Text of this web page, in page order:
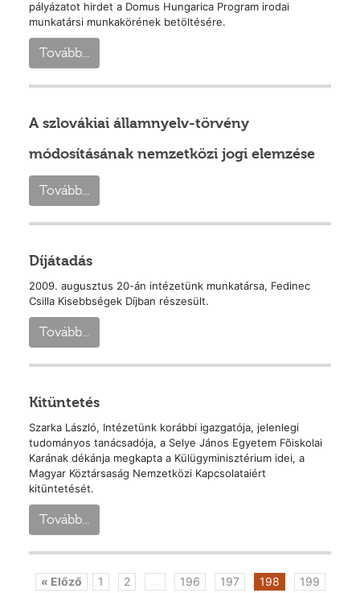
pályázatot hirdet a Domus Hungarica Program irodai
munkatársi munkakörének betöltésére.
Tovább...
A szlovákiai államnyelv-törvény
módosításának nemzetközi jogi elemzése
Tovább...
Díjátadás
2009. augusztus 20-án intézetünk munkatársa, Fedinec
Csilla Kisebbségek Díjban részesült.
Tovább...
Kitüntetés
Szarka László, Intézetünk korábbi igazgatója, jelenlegi
tudományos tanácsadója, a Selye János Egyetem Fõiskolai
Karának dékánja megkapta a Külügyminisztérium idei, a
Magyar Köztársaság Nemzetközi Kapcsolataiért
kitüntetését.
Tovább...
« Előző 1 2 196 197 198 199